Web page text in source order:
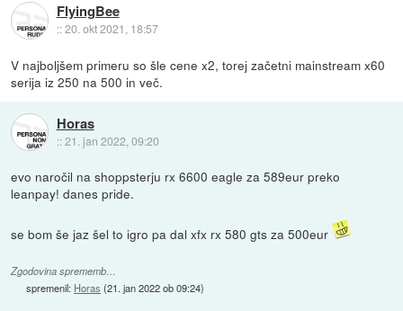
FlyingBee
::20. okt 2021, 18:57
V najboljšem primeru so šle cene x2, torej začetni mainstream x60
serija iz 250 na 500 in več.
Horas
::21. jan 2022, 09:20
evo naročil na shoppsterju rx 6600 eagle za 589eur preko
leanpay! danes pride.
se bom še jaz šel to igro pa dal xfx rx 580 gts za 500eur
Zgodovina sprememb…
spremenil: Horas (21. jan 2022 ob 09:24)